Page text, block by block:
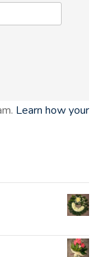
Learn how your